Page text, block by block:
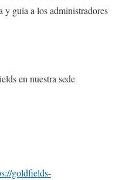
y guía a los administradores
en nuestra sede
goldfields-